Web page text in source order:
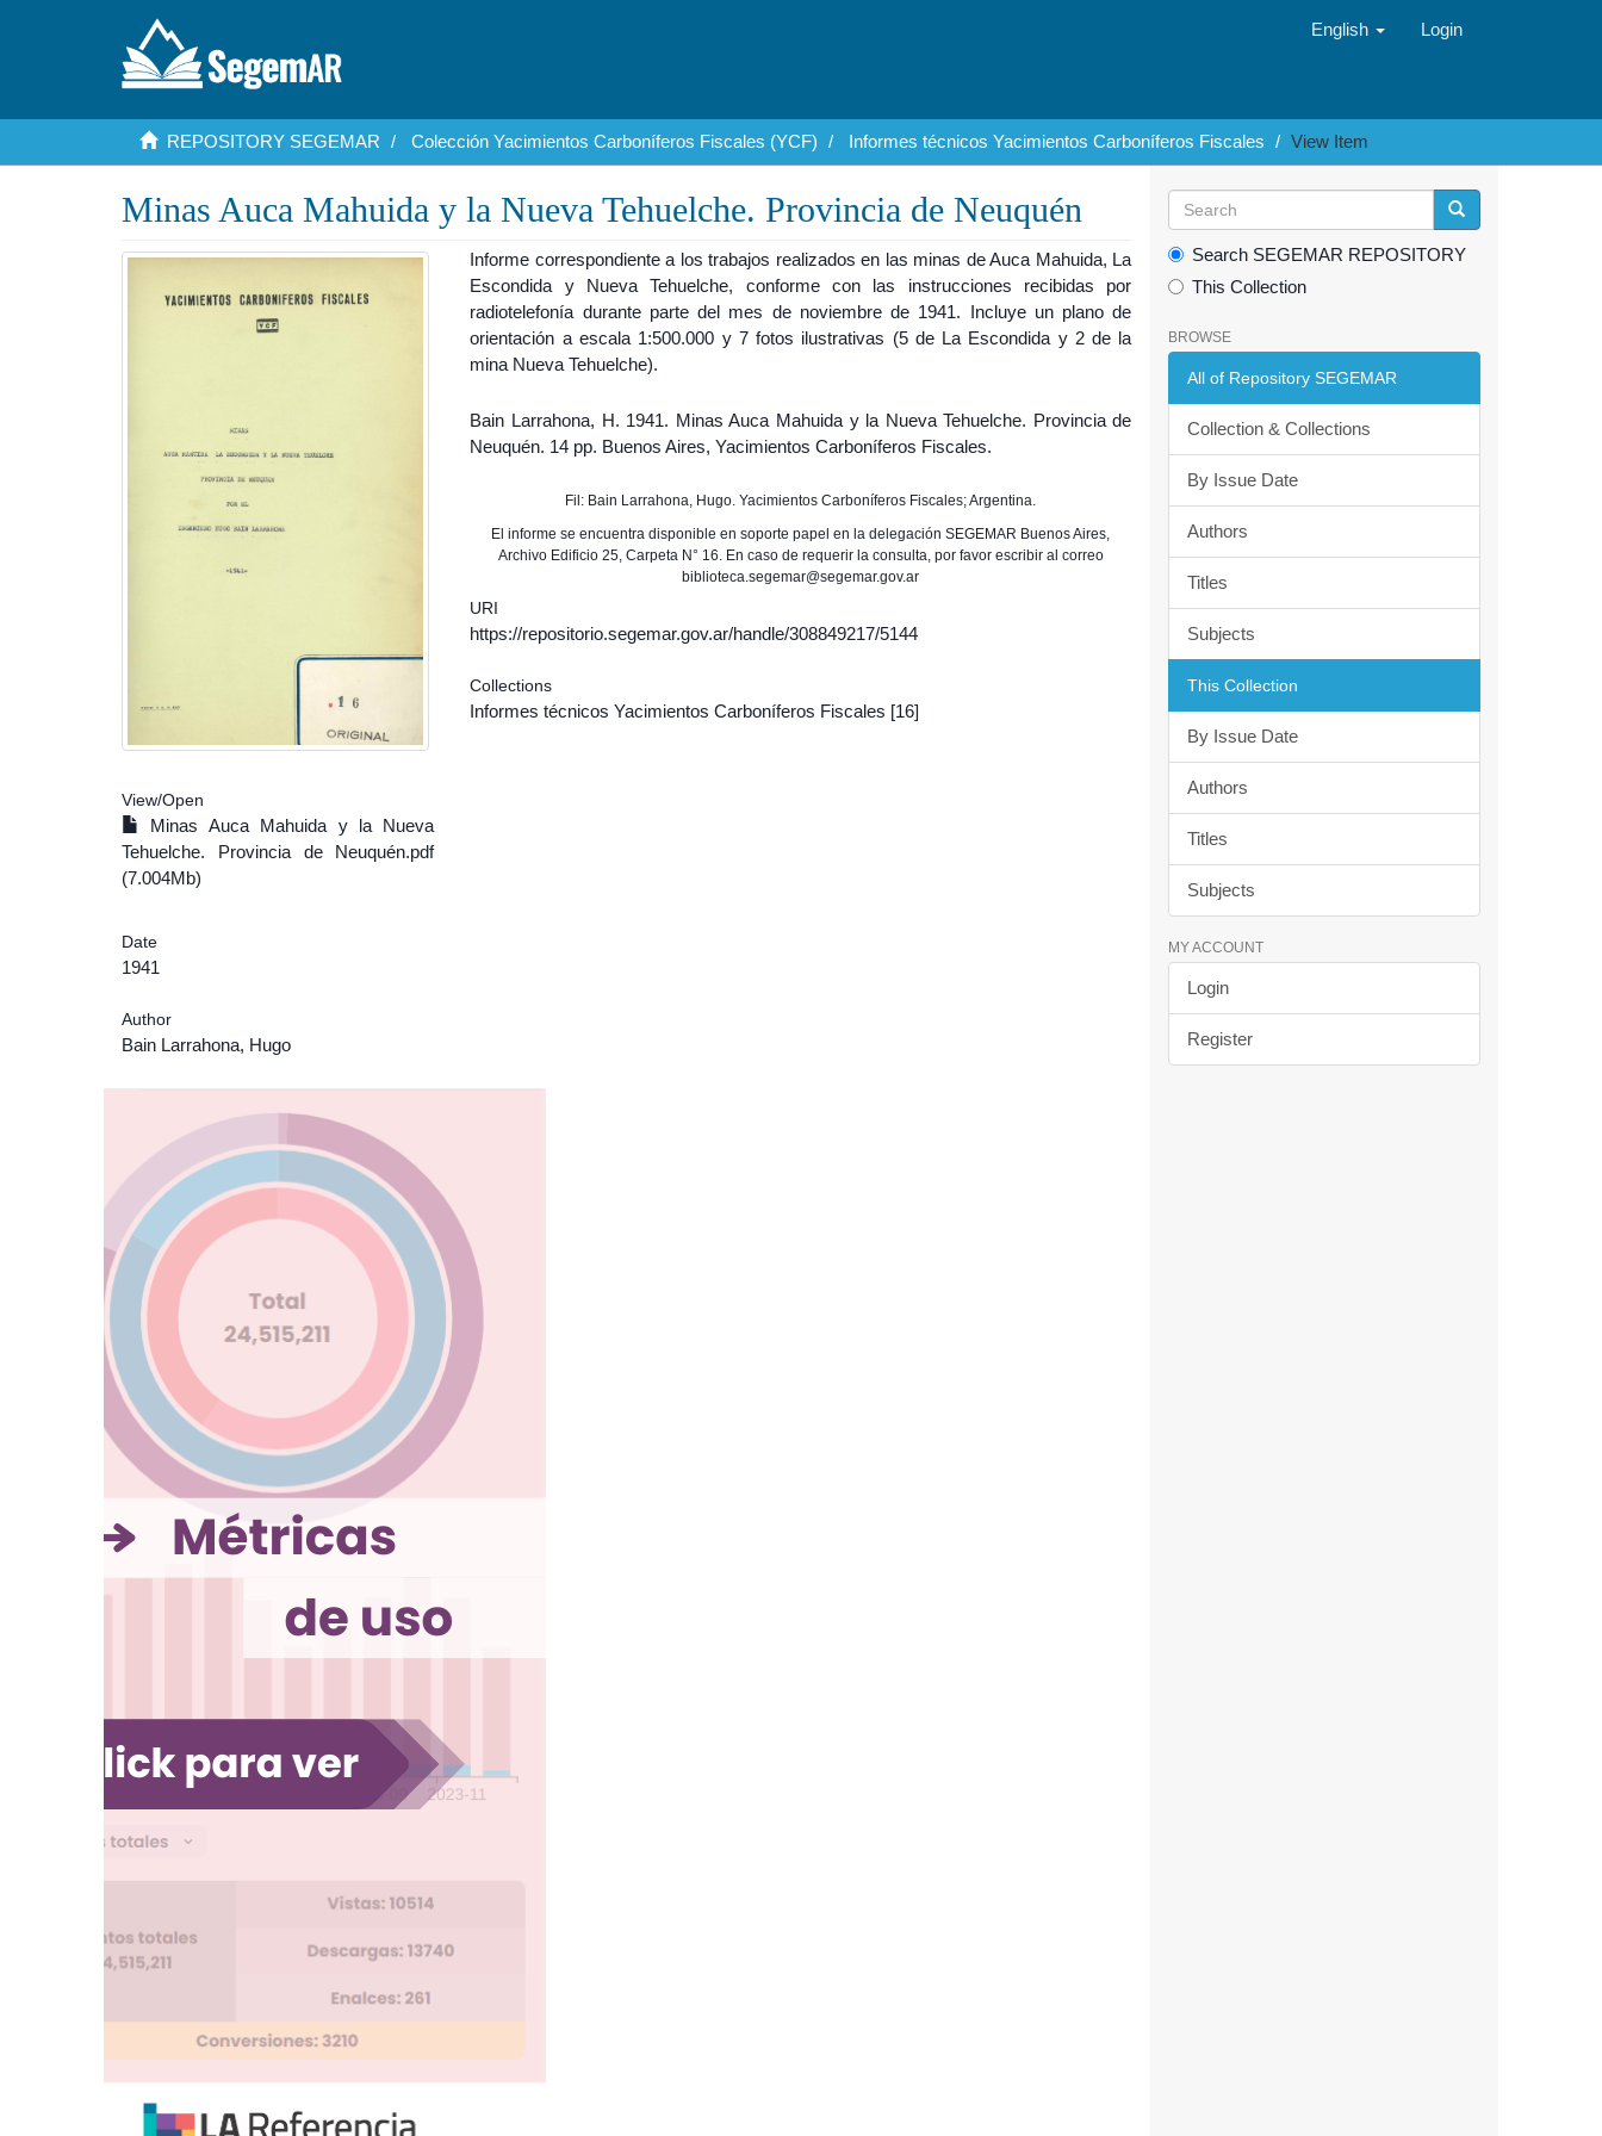
English Login
REPOSITORY SEGEMAR Colección Yacimientos Carboníferos Fiscales (YCF) Informes técnicos Yacimientos Carboníferos Fiscales View Item
Minas Auca Mahuida y la Nueva Tehuelche. Provincia de Neuquén
View/Open
Minas Auca Mahuida y la Nueva
Tehuelche. Provincia de Neuquén.pdf
(7.004Mb)
Date
1941
Author
Bain Larrahona, Hugo
Informe correspondiente a los trabajos realizados en las minas de Auca Mahuida, La
Escondida y Nueva Tehuelche, conforme con las instrucciones recibidas por
radiotelefonía durante parte del mes de noviembre de 1941. Incluye un plano de
orientación a escala 1:500.000 y 7 fotos ilustrativas (5 de La Escondida y 2 de la
mina Nueva Tehuelche).
Bain Larrahona, H. 1941. Minas Auca Mahuida y la Nueva Tehuelche. Provincia de
Neuquén. 14 pp. Buenos Aires, Yacimientos Carboníferos Fiscales.
Fil: Bain Larrahona, Hugo. Yacimientos Carboníferos Fiscales; Argentina.
El informe se encuentra disponible en soporte papel en la delegación SEGEMAR Buenos Aires,
Archivo Edificio 25, Carpeta N° 16. En caso de requerir la consulta, por favor escribir al correo
biblioteca.segemar@segemar.gov.ar
URI
https://repositorio.segemar.gov.ar/handle/308849217/5144
Collections
Informes técnicos Yacimientos Carboníferos Fiscales [16]
Search SEGEMAR REPOSITORY
This Collection
BROWSE
All of Repository SEGEMAR
Collection & Collections
By Issue Date
Authors
Titles
Subjects
This Collection
By Issue Date
Authors
Titles
Subjects
MY ACCOUNT
Login
Register